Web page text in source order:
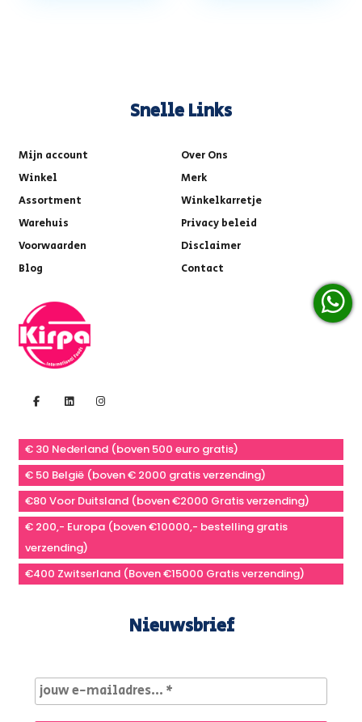
Snelle Links
Mijn account
Over Ons
Winkel
Merk
Assortment
Winkelkarretje
Warehuis
Privacy beleid
Voorwaarden
Disclaimer
Blog
Contact
€ 30 Nederland (boven 500 euro gratis)
€ 50 België (boven € 2000 gratis verzending)
€80 Voor Duitsland (boven €2000 Gratis verzending)
€ 200,- Europa (boven €10000,- bestelling gratis
verzending)
€400 Zwitserland (Boven €15000 Gratis verzending)
Nieuwsbrief